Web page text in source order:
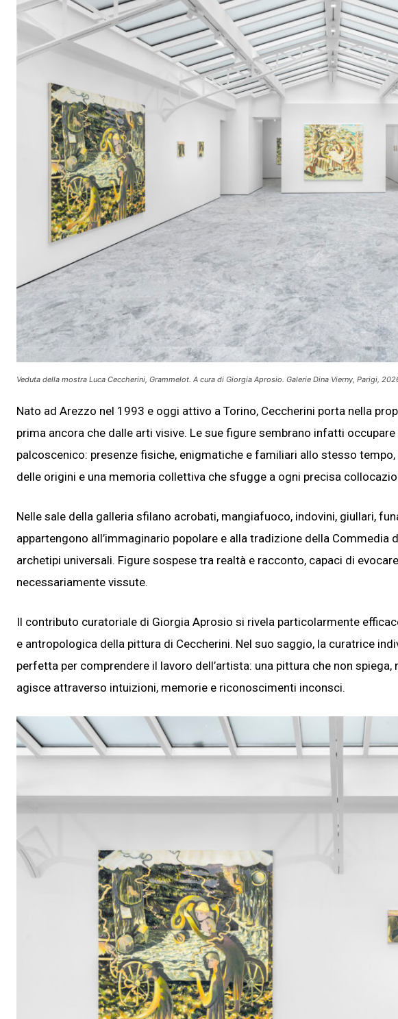
Veduta della mostra Luca Ceccherini, Grammelot. A cura di Giorgia Aprosio. Galerie Dina Vierny, Parigi,
Nato ad Arezzo nel 1993 e oggi attivo a Torino, Ceccherini porta nella
prima ancora che dalle arti visive. Le sue figure sembrano infatti
palcoscenico: presenze fisiche, enigmatiche e familiari allo stesso
delle origini e una memoria collettiva che sfugge a ogni precisa
Nelle sale della galleria sfilano acrobati, mangiafuoco, indovini, giullari,
appartengono all’immaginario popolare e alla tradizione della Commedia
archetipi universali. Figure sospese tra realtà e racconto, capaci di
necessariamente vissute.
Il contributo curatoriale di Giorgia Aprosio si rivela particolarmente
e antropologica della pittura di Ceccherini. Nel suo saggio, la curatrice
perfetta per comprendere il lavoro dell’artista: una pittura che non
agisce attraverso intuizioni, memorie e riconoscimenti inconsci.